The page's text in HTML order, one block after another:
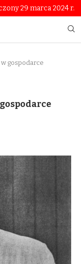
29 marca 2024 r.
gospodarce